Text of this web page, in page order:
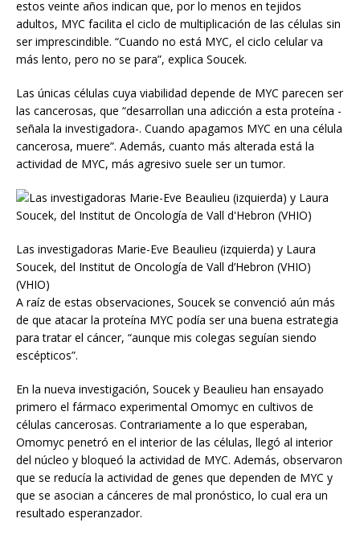
estos veinte años indican que, por lo menos en tejidos
adultos, MYC facilita el ciclo de multiplicación de las células sin
ser imprescindible. “Cuando no está MYC, el ciclo celular va
más lento, pero no se para”, explica Soucek.
Las únicas células cuya viabilidad depende de MYC parecen ser
las cancerosas, que “desarrollan una adicción a esta proteína -
señala la investigadora-. Cuando apagamos MYC en una célula
cancerosa, muere”. Además, cuanto más alterada está la
actividad de MYC, más agresivo suele ser un tumor.
Las investigadoras Marie-Eve Beaulieu (izquierda) y Laura
Soucek, del Institut de Oncología de Vall d’Hebron (VHIO)
(VHIO)
A raíz de estas observaciones, Soucek se convenció aún más
de que atacar la proteína MYC podía ser una buena estrategia
para tratar el cáncer, “aunque mis colegas seguían siendo
escépticos”.
En la nueva investigación, Soucek y Beaulieu han ensayado
primero el fármaco experimental Omomyc en cultivos de
células cancerosas. Contrariamente a lo que esperaban,
Omomyc penetró en el interior de las células, llegó al interior
del núcleo y bloqueó la actividad de MYC. Además, observaron
que se reducía la actividad de genes que dependen de MYC y
que se asocian a cánceres de mal pronóstico, lo cual era un
resultado esperanzador.